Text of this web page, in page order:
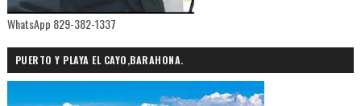
WhatsApp 829-382-1337
PUERTO Y PLAYA EL CAYO,BARAHONA.